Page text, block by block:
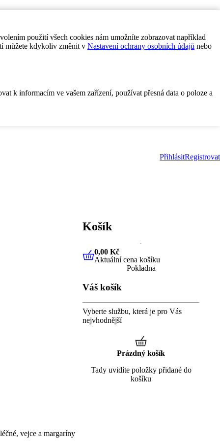
použití všech cookies nám umožníte zobrazovat například
můžete kdykoliv změnit v Nastavení ochrany osobních údajů nebo
k informacím ve vašem zařízení, používat přesná data o poloze a
PřihlásitRegistrovat
vejce a margaríny
Košík
0,00 KčAktuální cena košíku
0,00 Kč
Aktuální cena košíku
Pokladna
Váš košík
Vyberte službu, která je pro Vás
nejvhodnější
Prázdný košík
Tady uvidíte položky přidané do
košíku